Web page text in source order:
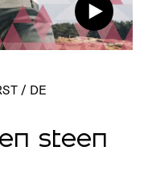
/ DE
steen